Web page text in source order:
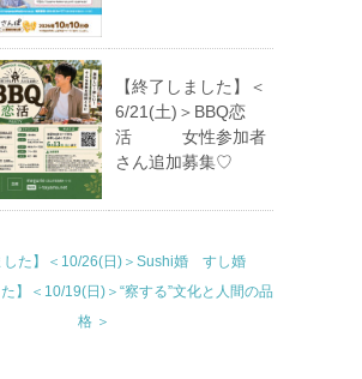
【終了しました】＜
6/21(土)＞BBQ恋
活 女性参加者
さん追加募集♡
した】＜10/26(日)＞Sushi婚 すし婚
た】＜10/19(日)＞“察する”文化と人間の品
格 ＞